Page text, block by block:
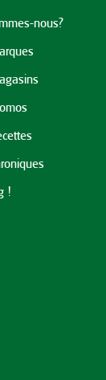
nous?
!